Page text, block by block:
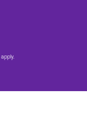
apply.